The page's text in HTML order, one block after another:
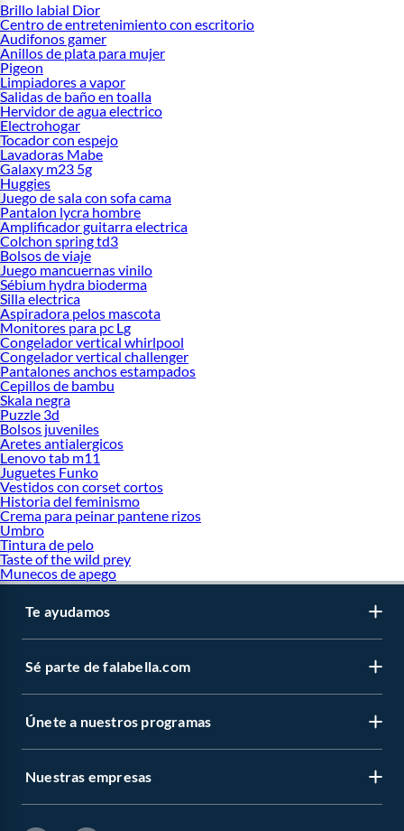
Brillo labial Dior
Centro de entretenimiento con escritorio
Audifonos gamer
Anillos de plata para mujer
Pigeon
Limpiadores a vapor
Salidas de baño en toalla
Hervidor de agua electrico
Electrohogar
Tocador con espejo
Lavadoras Mabe
Galaxy m23 5g
Huggies
Juego de sala con sofa cama
Pantalon lycra hombre
Amplificador guitarra electrica
Colchon spring td3
Bolsos de viaje
Juego mancuernas vinilo
Sébium hydra bioderma
Silla electrica
Aspiradora pelos mascota
Monitores para pc Lg
Congelador vertical whirlpool
Congelador vertical challenger
Pantalones anchos estampados
Cepillos de bambu
Skala negra
Puzzle 3d
Bolsos juveniles
Aretes antialergicos
Lenovo tab m11
Juguetes Funko
Vestidos con corset cortos
Historia del feminismo
Crema para peinar pantene rizos
Umbro
Tintura de pelo
Taste of the wild prey
Munecos de apego
Te ayudamos
Sé parte de falabella.com
Únete a nuestros programas
Nuestras empresas